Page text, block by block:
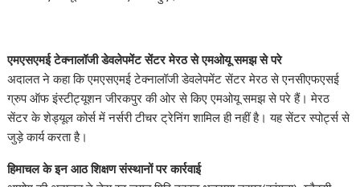
एमएसएमई टेक्नालॉजी डेवलेपमेंट सेंटर मेरठ से एमओयू समझ से परे
अदालत ने कहा कि एमएसएमई टेक्नालॉजी डेवलेपमेंट सेंटर मेरठ से एनसीएफएसई
ग्रुप ऑफ इंस्टीट्यूशन जीरकपुर की ओर से किए एमओयू समझ से परे हैं। मेरठ
सेंटर के शेड्यूल कोर्स में नर्सरी टीचर ट्रेनिंग शामिल ही नहीं है। यह सेंटर स्पोर्ट्स से
जुड़े कार्य करता है।
हिमाचल के इन आठ शिक्षण संस्थानों पर कार्रवाई